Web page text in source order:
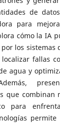
de
para
cómo la IA
los sistemas
fallas
agua y
que combinan
para